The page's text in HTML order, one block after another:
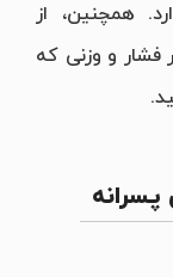
همچنین، از
فشار و وزنی که